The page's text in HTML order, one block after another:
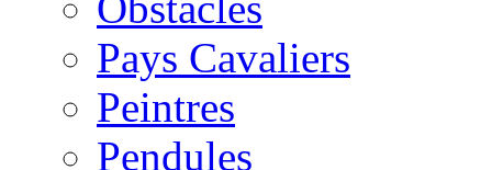
Pays Cavaliers
Peintres
Pendules